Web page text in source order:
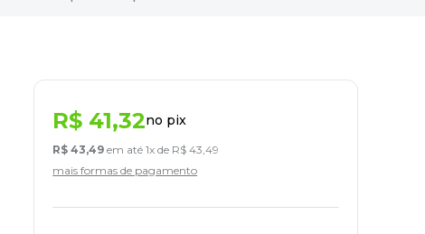
R$ 41,32no pix
R$ 43,49 em até1x de R$ 43 ,49
mais formas de pagamento